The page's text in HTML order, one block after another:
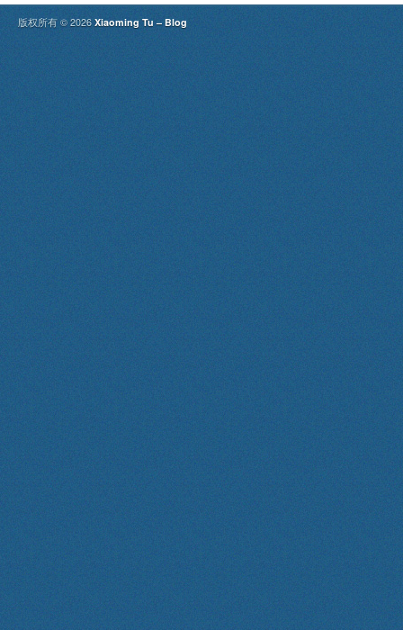
版权所有 © 2026 Xiaoming Tu – Blog